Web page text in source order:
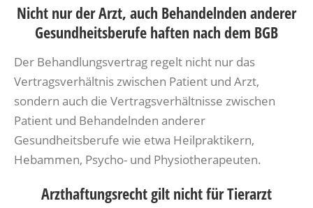
Nicht nur der Arzt, auch Behandelnden anderer
Gesundheitsberufe haften nach dem BGB
Der Behandlungsvertrag regelt nicht nur das
Vertragsverhältnis zwischen Patient und Arzt,
sondern auch die Vertragsverhältnisse zwischen
Patient und Behandelnden anderer
Gesundheitsberufe wie etwa Heilpraktikern,
Hebammen, Psycho- und Physiotherapeuten.
Arzthaftungsrecht gilt nicht für Tierarzt